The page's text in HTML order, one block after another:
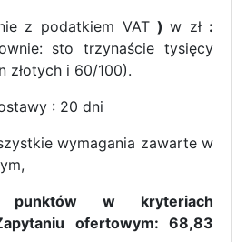
z podatkiem VAT)w zł :
sto trzynaście tysięcy
złotych i 60/100).
: 20 dni
wymagania zawarte w
punktów w kryteriach
ofertowym: 68,83